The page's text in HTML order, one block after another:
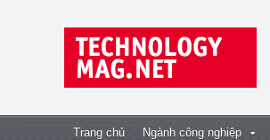
Trang chủ Ngành công nghiệp